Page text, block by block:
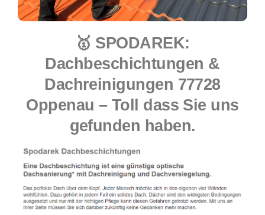
🥇 SPODAREK:
Dachbeschichtungen &
Dachreinigungen 77728
Oppenau – Toll dass Sie uns
gefunden haben.